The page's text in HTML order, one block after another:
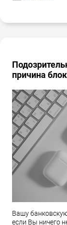
причина
Вашу
если Вы ничего